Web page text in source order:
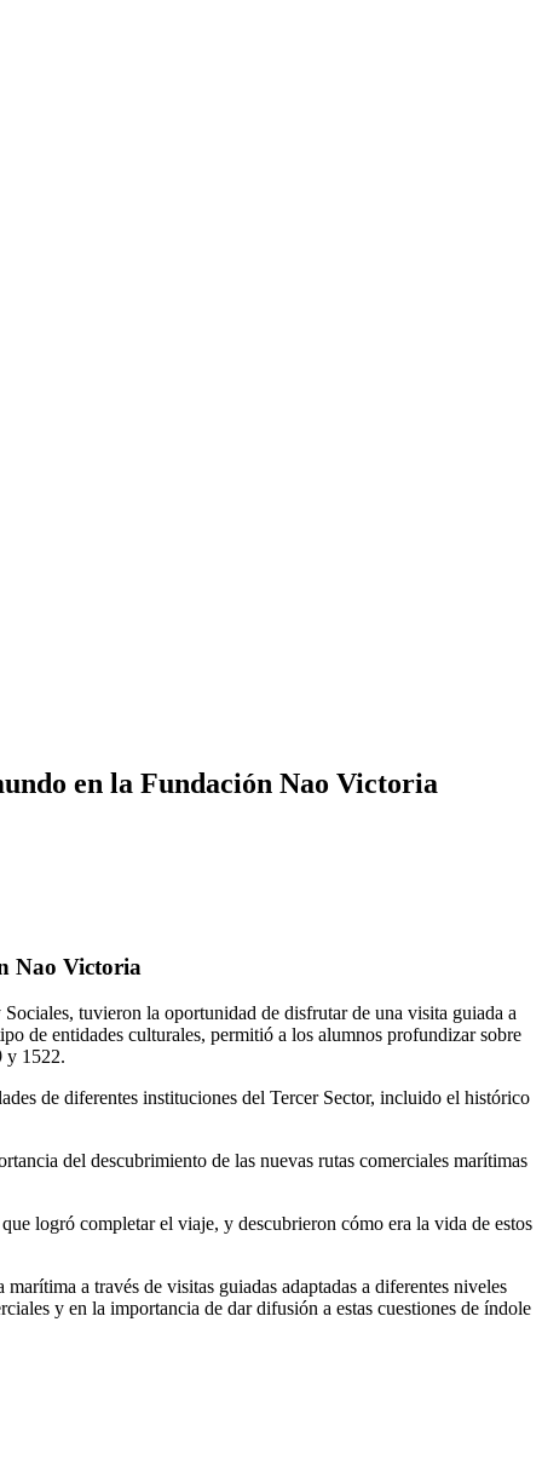
en la Fundación Nao Victoria
Nao Victoria
tuvieron la oportunidad de disfrutar de una visita guiada a
de entidades culturales, permitió a los alumnos profundizar sobre
y 1522.
de diferentes instituciones del Tercer Sector, incluido el histórico
del descubrimiento de las nuevas rutas comerciales marítimas
logró completar el viaje, y descubrieron cómo era la vida de estos
a través de visitas guiadas adaptadas a diferentes niveles
y en la importancia de dar difusión a estas cuestiones de índole